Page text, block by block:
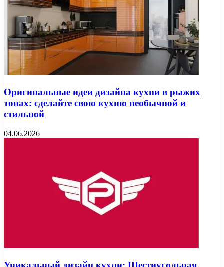
Оригинальные идеи дизайна кухни в рыжих
тонах: сделайте свою кухню необычной и
стильной
04.06.2026
Уникальный дизайн кухни: Шестиугольная